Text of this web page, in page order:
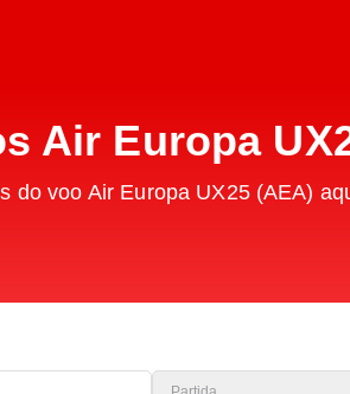
Air Europa
do voo Air Europa UX25 (AEA)